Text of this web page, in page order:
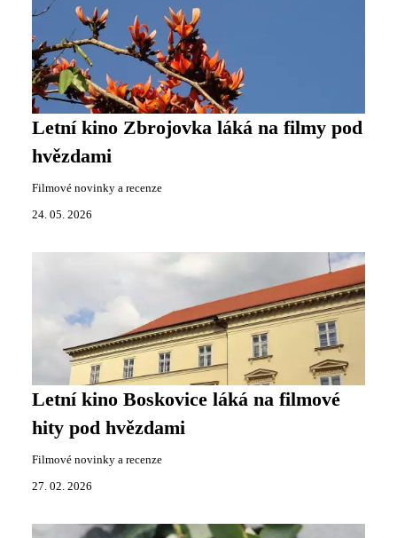
Letní kino Zbrojovka láká na filmy pod
hvězdami
Filmové novinky a recenze
24. 05. 2026
Letní kino Boskovice láká na filmové
hity pod hvězdami
Filmové novinky a recenze
27. 02. 2026